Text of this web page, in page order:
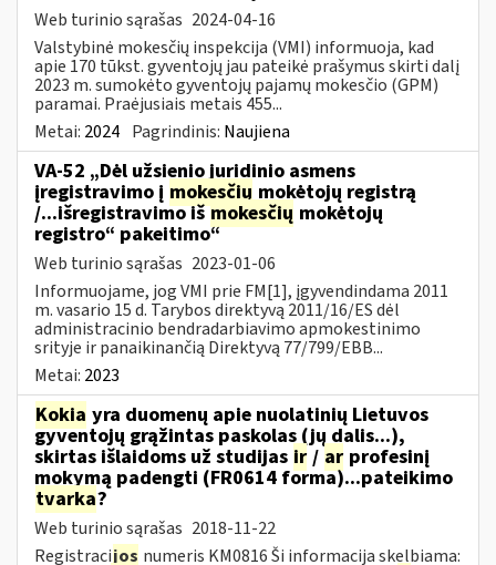
Web turinio sąrašas 2024-04-16
Valstybinė mokesčių inspekcija (VMI) informuoja, kad
apie 170 tūkst. gyventojų jau pateikė prašymus skirti dalį
2023 m. sumokėto gyventojų pajamų mokesčio (GPM)
paramai. Praėjusiais metais 455...
Metai: 2024 Pagrindinis: Naujiena
VA-52 „Dėl užsienio juridinio asmens
įregistravimo į mokesčių mokėtojų registrą
/...išregistravimo išmokesčių mokėtojų
registro“ pakeitimo“
Web turinio sąrašas 2023-01-06
Informuojame, jog VMI prie FM[1], įgyvendindama 2011
m. vasario 15 d. Tarybos direktyvą 2011/16/ES dėl
administracinio bendradarbiavimo apmokestinimo
srityje ir panaikinančią Direktyvą 77/799/EBB...
Metai: 2023
Kokia yra duomenų apie nuolatinių Lietuvos
gyventojų grąžintas paskolas (jų dalis...),
skirtas išlaidoms už studijas ir / ar profesinį
mokymą padengti (FR0614 forma)...pateikimo
tvarka?
Web turinio sąrašas 2018-11-22
Registracijos numeris KM0816 Ši informacija skelbiama: